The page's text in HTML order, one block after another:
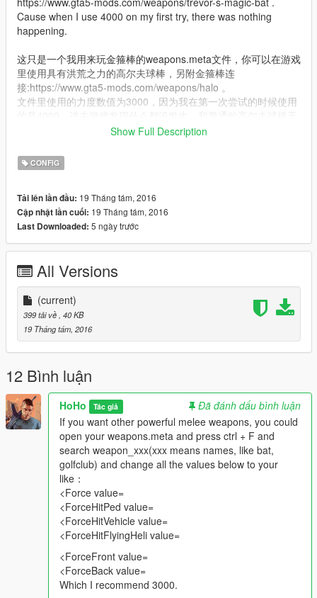
Cause when I use 4000 on my first try, there was nothing
happening.
这只是一个我用来玩金箍棒的weapons.meta文件，你可以在游戏
里使用具有洪荒之力的高尔夫球棒，另附金箍棒连
接:https://www.gta5-mods.com/weapons/halo 。
文件里使用的力度数值为3000，因为我在第一次尝试的时候使用
异，遂借鉴另一位作者的mod(Trevor's Magic Bat )所使用的
mods.com/weapons/trevor-s-magic-bat。
Use openIV and replaced it to the
mods/update/update.rpf/common/data/ai. (Which I recommend
to use mods folder)
使用OpenIV将文件替换到
mods/update/update.rpf/common/data/ai. (我推荐使用mods文
件夹)
Hope you like it!
希望你喜欢!
Show Full Description
CONFIG
Tải lên lần đầu: 19 Tháng tám, 2016
Cập nhật lần cuối: 19 Tháng tám, 2016
Last Downloaded: 5 ngày trước
All Versions
(current)
399 tải về , 40 KB
19 Tháng tám, 2016
12 Bình luận
HoHo Tác giả
Đã đánh dấu bình luận
If you want other powerful melee weapons, you could
open your weapons.meta and press ctrl + F and
search weapon_xxx(xxx means names, like bat,
golfclub) and change all the values below to your
like：
<Force value=
<ForceHitPed value=
<ForceHitVehicle value=
<ForceHitFlyingHeli value=
<ForceFront value=
<ForceBack value=
Which I recommend 3000.